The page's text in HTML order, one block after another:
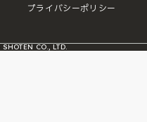
プライバシーポリシー
CO., LTD.